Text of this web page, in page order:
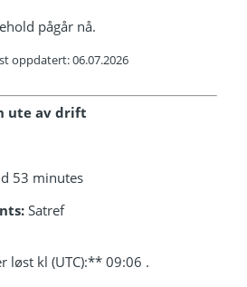
pågår nå.
oppdatert: 06.07.2026
ute av drift
53 minutes
Satref
løst kl (UTC):** 09:06 .